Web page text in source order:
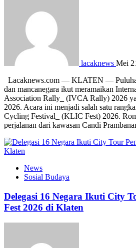
lacaknews Mei
Lacaknews.com — KLATEN —
dan mancanegara ikut meramaikan
Association Rally_ (IVCA Rally) 2026
2026. Acara ini menjadi salah satu
Cycling Festival_ (KLIC Fest) 2026.
perjalanan dari kawasan Candi
News
Sosial Budaya
Delegasi 16 Negara Ikuti City
Fest 2026 di Klaten